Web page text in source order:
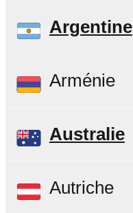
Argentine
Arménie
Australie
Autriche